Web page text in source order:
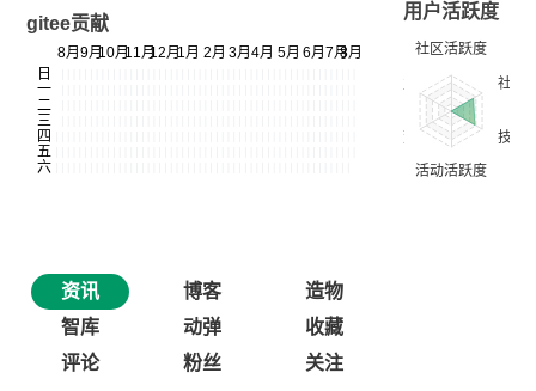
gitee贡献
用户活跃度
资讯 博客
造物
智库
动弹
收藏
评论
粉丝 关注